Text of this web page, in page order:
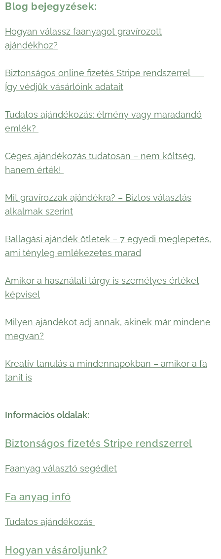
Blog bejegyzések:
Hogyan válassz faanyagot gravírozott
ajándékhoz?
Biztonságos online fizetés Stripe rendszerrel 🛡️
Így védjük vásárlóink adatait
Tudatos ajándékozás: élmény vagy maradandó
emlék?
Céges ajándékozás tudatosan – nem költség,
hanem érték!
Mit gravírozzak ajándékra? – Biztos választás
alkalmak szerint
Ballagási ajándék ötletek – 7 egyedi meglepetés,
ami tényleg emlékezetes marad
Amikor a használati tárgy is személyes értéket
képvisel
Milyen ajándékot adj annak, akinek már mindene
megvan?
Kreatív tanulás a mindennapokban – amikor a fa
tanít is
Információs oldalak:
Biztonságos fizetés Stripe rendszerrel
Faanyag választó segédlet
Fa anyag infó
Tudatos ajándékozás
Hogyan vásároljunk?